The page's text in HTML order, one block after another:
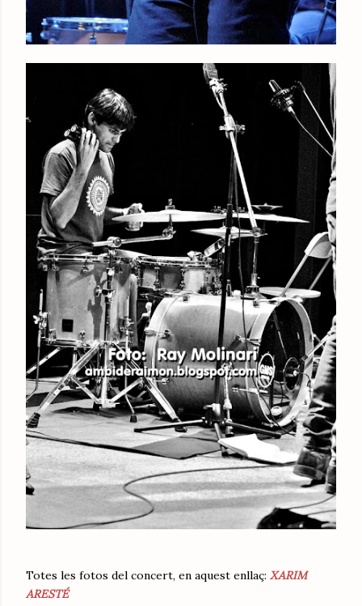
Totes les fotos del concert, en aquest enllaç: XARIM
ARESTÉ